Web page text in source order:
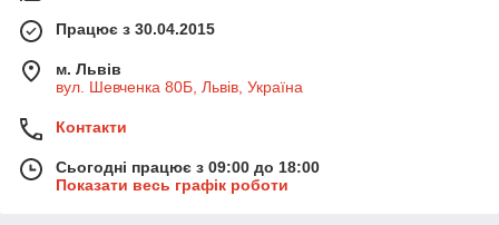
Працює з 30.04.2015
м. Львів
вул. Шевченка 80Б, Львів, Україна
Контакти
Сьогодні працює з 09:00 до 18:00
Показати весь графік роботи